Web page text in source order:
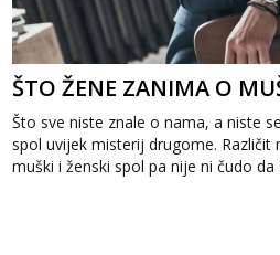
ŠTO ŽENE ZANIMA O
Što sve niste znale o nama, a niste
spol uvijek misterij drugome. Različit
muški i ženski spol pa nije ni čudo da